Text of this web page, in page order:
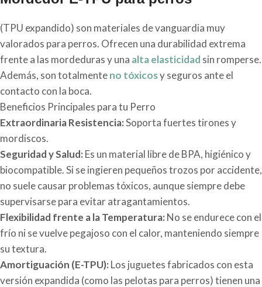
(TPU expandido) son materiales de vanguardia muy
valorados para perros. Ofrecen una durabilidad extrema
frente a las mordeduras y una alta elasticidad sin romperse.
Además, son totalmenteno tóxicosy seguros ante el
contacto con la boca.
Beneficios Principales para tu Perro
Extraordinaria Resistencia:Soporta fuertes tirones y
mordiscos.
Seguridad y Salud: Es un material libre de BPA, higiénico y
biocompatible. Si se ingieren pequeños trozos por accidente,
no suele causar problemas tóxicos, aunque siempre debe
supervisarse para evitar atragantamientos.
Flexibilidad frente a la Temperatura: No se endurece con el
frío ni se vuelve pegajoso con el calor, manteniendo siempre
su textura.
Amortiguación (E-TPU): Los juguetes fabricados con esta
versión expandida (como las pelotas para perros) tienen una